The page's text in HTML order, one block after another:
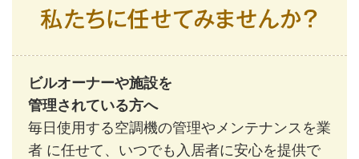
ビルオーナーや施設を
管理されている方へ
毎日使用する空調機の管理やメンテナンスを業
者 に任せて、いつでも入居者に安心を提供で